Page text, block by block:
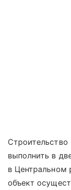
Строительство
выполнить в
в Центральном
объект